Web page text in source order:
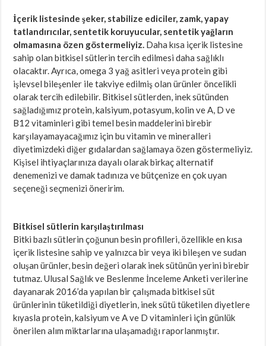
İçerik listesinde şeker, stabilize ediciler, zamk, yapay
tatlandırıcılar, sentetik koruyucular, sentetik yağların
olmamasına özen göstermeliyiz. Daha kısa içerik listesine
sahip olan bitkisel sütlerin tercih edilmesi daha sağlıklı
olacaktır. Ayrıca, omega 3 yağ asitleri veya protein gibi
işlevsel bileşenler ile takviye edilmiş olan ürünler öncelikli
olarak tercih edilebilir. Bitkisel sütlerden, inek sütünden
sağladığımız protein, kalsiyum, potasyum, kolin ve A, D ve
B12 vitaminleri gibi temel besin maddelerini birebir
karşılayamayacağımız için bu vitamin ve mineralleri
diyetimizdeki diğer gıdalardan sağlamaya özen göstermeliyiz.
Kişisel ihtiyaçlarınıza dayalı olarak birkaç alternatif
denemenizi ve damak tadınıza ve bütçenize en çok uyan
seçeneği seçmenizi öneririm.
Bitkisel sütlerin karşılaştırılması
Bitki bazlı sütlerin çoğunun besin profilleri, özellikle en kısa
içerik listesine sahip ve yalnızca bir veya iki bileşen ve sudan
oluşan ürünler, besin değeri olarak inek sütünün yerini birebir
tutmaz. Ulusal Sağlık ve Beslenme İnceleme Anketi verilerine
dayanarak 2016’da yapılan bir çalışmada bitkisel süt
ürünlerinin tüketildiği diyetlerin, inek sütü tüketilen diyetlere
kıyasla protein, kalsiyum ve A ve D vitaminleri için günlük
önerilen alım miktarlarına ulaşamadığı raporlanmıştır.